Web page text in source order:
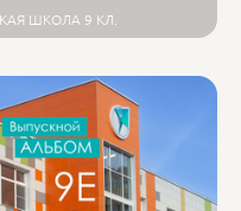
ШКОЛА 9 КЛ.